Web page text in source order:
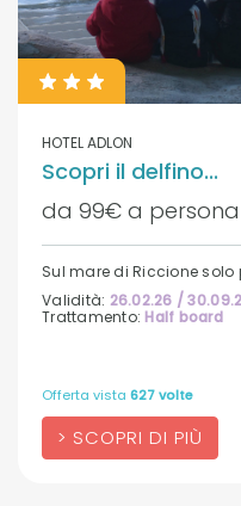
HOTEL ADLON
Scopri il delfino...
da 99€ a
Sul mare di Riccione solo
Validità: 26.02.26 /
Trattamento:Half board
SCOPRI DI PIÙ
Offerta vista 627 volte